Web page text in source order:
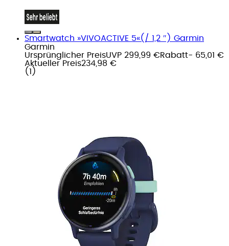
Smartwatch »VIVOACTIVE 5«(/ 1,2 ″) Garmin
Garmin
Ursprünglicher PreisUVP 299,99 €Rabatt- 65,01 €
Aktueller Preis234,98 €
( 1 )